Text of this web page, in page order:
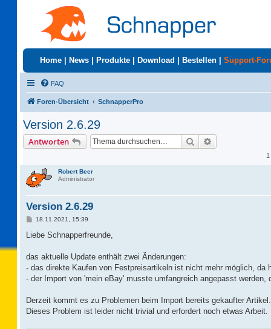
Home News Produkte Download Bestellen Support-
FAQ
Foren-Übersicht SchnapperPro
Version 2.6.29
Antworten Suche
Robert Beer
Administrator
Version 2.6.29
B
i
a
18.11.2021, 15:39
Liebe Schnapperfreunde,
das aktuelle Update enthält zwei Änderungen:
- das direkte Kaufen von Festpreisartikeln ist nicht mehr möglich, da
- der Import von 'mein eBay' musste umfangreich angepasst
Derzeit kommt es zu Problemen beim Import bereits gekaufter
Dieses Problem ist leider nicht trivial und erfordert noch etwas Arbeit.